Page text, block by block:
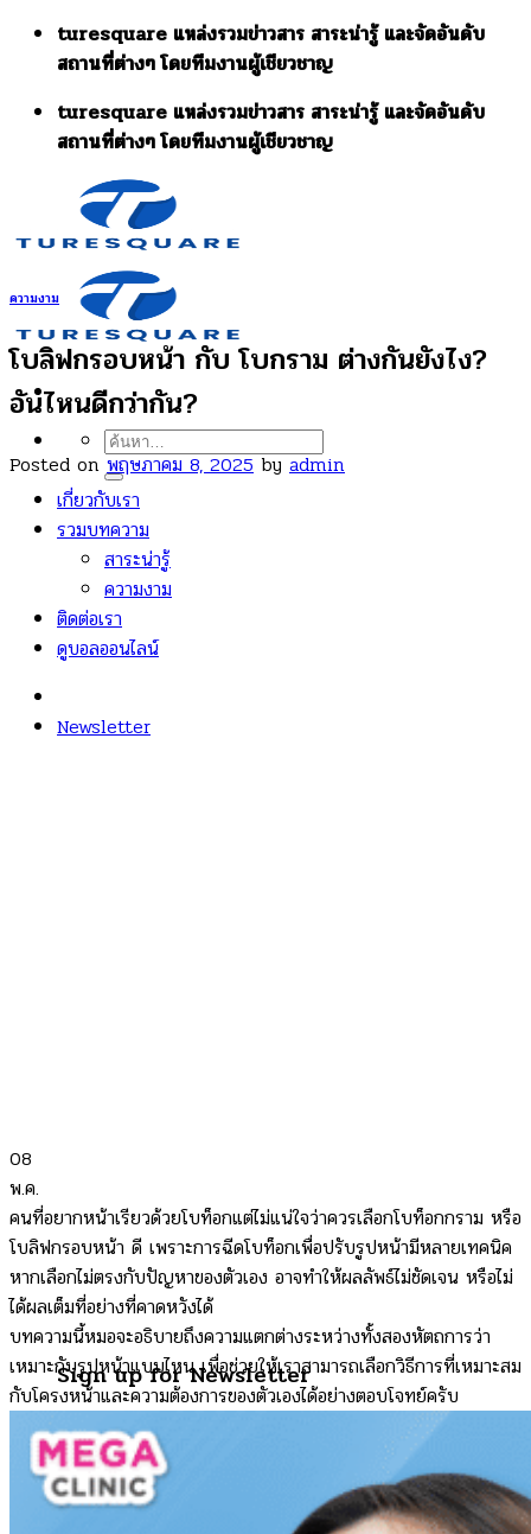
Skip turesquare แหล่งรวมข่าวสาร สาระน่ารู้ และจัดอันดับ
สถานที่ต่างๆ โดยทีมงานผู้เชียวชาญ
turesquare แหล่งรวมข่าวสาร สาระน่ารู้ และจัดอันดับ
สถานที่ต่างๆ โดยทีมงานผู้เชียวชาญ
ค้นหา:
เกี่ยวกับเรา
รวมบทความ
สาระน่ารู้
ความงาม
ติดต่อเรา
ดูบอลออนไลน์
Newsletter
Sign up for Newsletter
Signup for our newsletter to
get notified about sales and
new products. Add any text
here or remove it.
ความงาม
โบลิฟกรอบหน้า กับ โบกราม ต่างกันยังไง?
อันไหนดีกว่ากัน?
Posted onพฤษภาคม 8, 2025byadmin
08
พ.ค.
คนที่อยากหน้าเรียวด้วยโบท็อกแต่ไม่แน่ใจว่าควรเลือกโบท็อกกราม หรือ
โบลิฟกรอบหน้า ดี เพราะการฉีดโบท็อกเพื่อปรับรูปหน้ามีหลายเทคนิค
หากเลือกไม่ตรงกับปัญหาของตัวเอง อาจทำให้ผลลัพธ์ไม่ชัดเจน หรือไม่
ได้ผลเต็มที่อย่างที่คาดหวังได้
บทความนี้หมอจะอธิบายถึงความแตกต่างระหว่างทั้งสองหัตถการว่า
เหมาะกับรูปหน้าแบบไหน เพื่อช่วยให้เราสามารถเลือกวิธีการที่เหมาะสม
กับโครงหน้าและความต้องการของตัวเองได้อย่างตอบโจทย์ครับ